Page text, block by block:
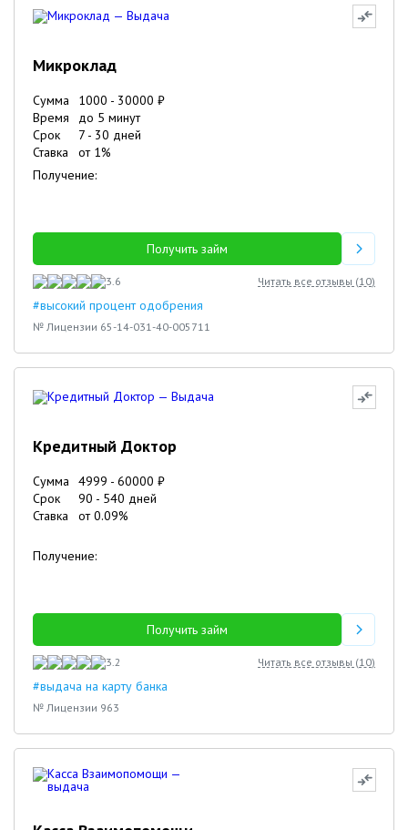
Микроклад
Сумма 1000 - 30000 ₽
Время
до 5 минут
Срок
7 - 30 дней
Ставка
от 1%
Получение:
Получить займ
3.6 Читать все отзывы (10)
#высокий процент одобрения
№ Лицензии 65-14-031-40-005711
Кредитный Доктор
Сумма 4999 - 60000 ₽
Срок
90 - 540 дней
Ставка
от0.09%
Получение:
Получить займ
3.2 Читать все отзывы (10)
#выдача на карту банка
№ Лицензии 963